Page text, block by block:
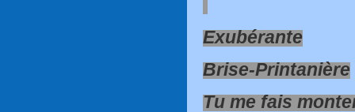
Exubérante
Brise-Printanière
Tu me fais